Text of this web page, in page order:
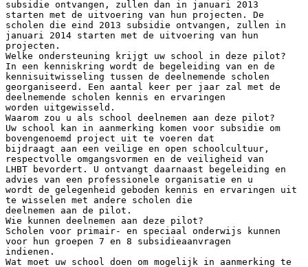
subsidie ontvangen, zullen dan in januari 2013
starten met de uitvoering van hun projecten. De
scholen die eind 2013 subsidie ontvangen, zullen in
januari 2014 starten met de uitvoering van hun
projecten.
Welke ondersteuning krijgt uw school in deze pilot?
In een kenniskring wordt de begeleiding van en de
kennisuitwisseling tussen de deelnemende scholen
georganiseerd. Een aantal keer per jaar zal met de
deelnemende scholen kennis en ervaringen
worden uitgewisseld.
Waarom zou u als school deelnemen aan deze pilot?
Uw school kan in aanmerking komen voor subsidie om
bovengenoemd project uit te voeren dat
bijdraagt aan een veilige en open schoolcultuur,
respectvolle omgangsvormen en de veiligheid van
LHBT bevordert. U ontvangt daarnaast begeleiding en
advies van een professionele organisatie en u
wordt de gelegenheid geboden kennis en ervaringen uit
te wisselen met andere scholen die
deelnemen aan de pilot.
Wie kunnen deelnemen aan deze pilot?
Scholen voor primair- en speciaal onderwijs kunnen
voor hun groepen 7 en 8 subsidieaanvragen
indienen.
Wat moet uw school doen om mogelijk in aanmerking te